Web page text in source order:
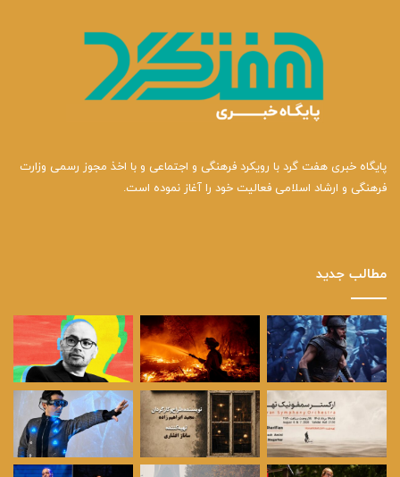
پایگاه خبری هفت گرد با رویکرد فرهنگی و اجتماعی و با اخذ مجوز رسمی وزارت
فرهنگی و ارشاد اسلامی فعالیت خود را آغاز نموده است.
مطالب جدید